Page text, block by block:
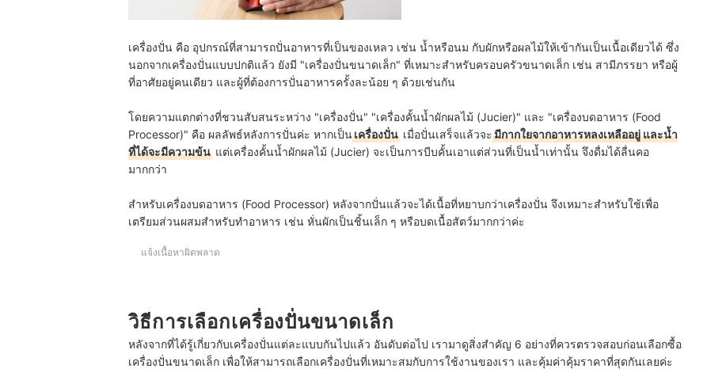
เครื่องปั่น คือ อุปกรณ์ที่สามารถปั่นอาหารที่เป็นของเหลว เช่น น้ำหรือนม กับผักหรือผลไม้ให้เข้ากันเป็นเนื้อเดียวได้ ซึ่ง
นอกจากเครื่องปั่นแบบปกติแล้ว ยังมี "เครื่องปั่นขนาดเล็ก" ที่เหมาะสำหรับครอบครัวขนาดเล็ก เช่น สามีภรรยา หรือผู้
ที่อาศัยอยู่คนเดียว และผู้ที่ต้องการปั่นอาหารครั้งละน้อย ๆ ด้วยเช่นกัน
โดยความแตกต่างที่ชวนสับสนระหว่าง "เครื่องปั่น" "เครื่องคั้นน้ำผักผลไม้ (Jucier)" และ "เครื่องบดอาหาร (Food
Processor)" คือ ผลลัพธ์หลังการปั่นค่ะ หากเป็นเครื่องปั่น เมื่อปั่นเสร็จแล้วจะมีกากใยจากอาหารหลงเหลืออยู่ และน้ำ
ที่ได้จะมีความข้น แต่เครื่องคั้นน้ำผักผลไม้ (Jucier) จะเป็นการบีบคั้นเอาแต่ส่วนที่เป็นน้ำเท่านั้น จึงดื่มได้ลื่นคอ
มากกว่า
สำหรับเครื่องบดอาหาร (Food Processor) หลังจากปั่นแล้วจะได้เนื้อที่หยาบกว่าเครื่องปั่น จึงเหมาะสำหรับใช้เพื่อ
เตรียมส่วนผสมสำหรับทำอาหาร เช่น หั่นผักเป็นชิ้นเล็ก ๆ หรือบดเนื้อสัตว์มากกว่าค่ะ
แจ้งเนื้อหาผิดพลาด
วิธีการเลือกเครื่องปั่นขนาดเล็ก
หลังจากที่ได้รู้เกี่ยวกับเครื่องปั่นแต่ละแบบกันไปแล้ว อันดับต่อไป เรามาดูสิ่งสำคัญ 6 อย่างที่ควรตรวจสอบก่อนเลือกซื้อ
เครื่องปั่นขนาดเล็ก เพื่อให้สามารถเลือกเครื่องปั่นที่เหมาะสมกับการใช้งานของเรา และคุ้มค่าคุ้มราคาที่สุดกันเลยค่ะ